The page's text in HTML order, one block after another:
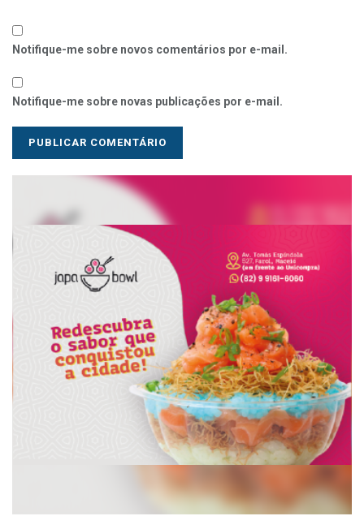
Notifique-me sobre novos comentários por e-mail.
Notifique-me sobre novas publicações por e-mail.